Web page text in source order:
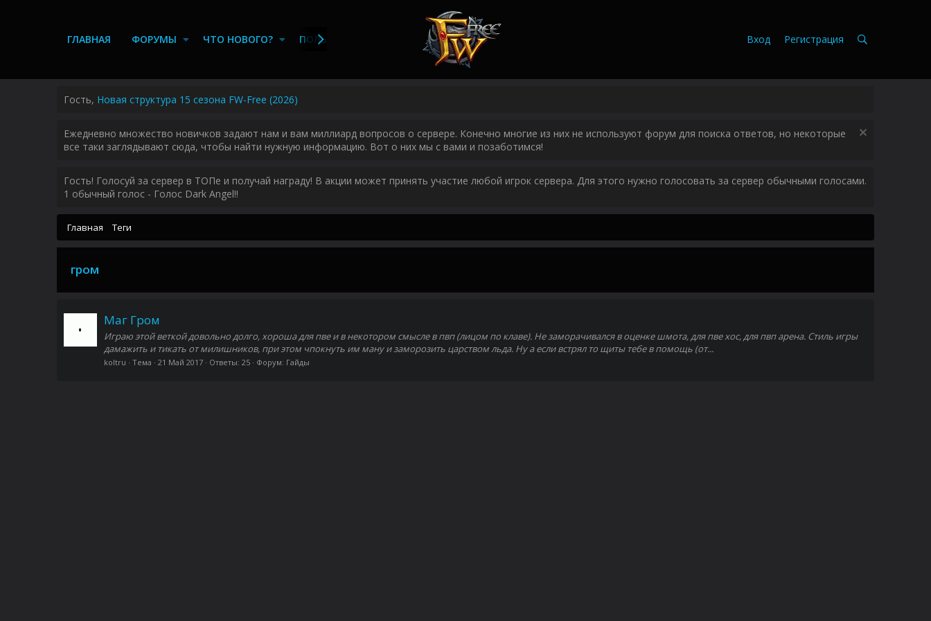
ГЛАВНАЯ ФОРУМЫ ЧТО НОВОГО? ПОЛЬЗОВАТЕЛИ Вход Регистрация
Гость, Новая структура 15 сезона FW-Free (2026)
Ежедневно множество новичков задают нам и вам миллиард вопросов о сервере. Конечно многие из них не используют форум для поиска ответов, но некоторые
все таки заглядывают сюда, чтобы найти нужную информацию. Вот о них мы с вами и позаботимся!
Гость! Голосуй за сервер в ТОПе и получай награду! В акции может принять участие любой игрок сервера. Для этого нужно голосовать за сервер обычными голосами.
1 обычный голос - Голос Dark Angel!!
Главная Теги
гром
Маг Гром
Играю этой веткой довольно долго, хороша для пве и в некотором смысле в пвп (лицом по клаве). Не заморачивался в оценке шмота, для пве хос, для пвп арена. Стиль игры
дамажить и тикать от милишников, при этом чпокнуть им ману и заморозить царством льда. Ну а если встрял то щиты тебе в помощь (от...
koltru Тема 21 Май 2017 Ответы: 25 Форум: Гайды